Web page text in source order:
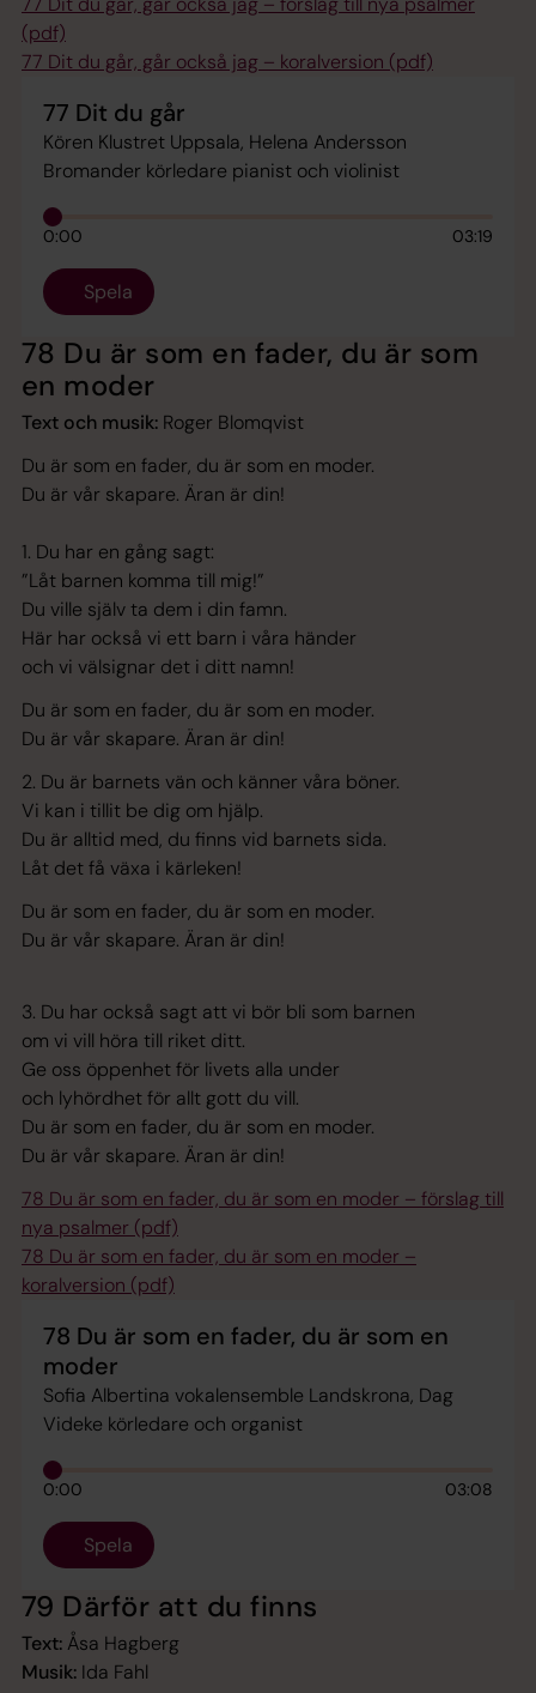
(pdf)
77 Dit du går, går också jag – koralversion (pdf)
77 Dit du går
Kören Klustret Uppsala, Helena Andersson
Bromander körledare pianist och violinist
0:00 03:19
Spela
78 Du är som en fader, du är som
en moder
Text och musik: Roger Blomqvist
Du är som en fader, du är som en moder.
Du är vår skapare. Äran är din!
1. Du har en gång sagt:
”Låt barnen komma till mig!”
Du ville själv ta dem i din famn.
Här har också vi ett barn i våra händer
och vi välsignar det i ditt namn!
Du är som en fader, du är som en moder.
Du är vår skapare. Äran är din!
2. Du är barnets vän och känner våra böner.
Vi kan i tillit be dig om hjälp.
Du är alltid med, du finns vid barnets sida.
Låt det få växa i kärleken!
Du är som en fader, du är som en moder.
Du är vår skapare. Äran är din!
3. Du har också sagt att vi bör bli som barnen
om vi vill höra till riket ditt.
Ge oss öppenhet för livets alla under
och lyhördhet för allt gott du vill.
Du är som en fader, du är som en moder.
Du är vår skapare. Äran är din!
78 Du är som en fader, du är som en moder – förslag till
nya psalmer (pdf)
78 Du är som en fader, du är som en moder –
koralversion (pdf)
78 Du är som en fader, du är som en
moder
Sofia Albertina vokalensemble Landskrona, Dag
Videke körledare och organist
0:00 03:08
Spela
79 Därför att du finns
Text: Åsa Hagberg
Musik: Ida Fahl